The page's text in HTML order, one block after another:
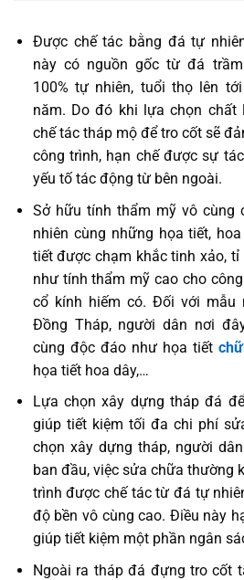
Được chế tác bằng đá tự
này có nguồn gốc từ đá
100% tự nhiên, tuổi thọ lên
năm. Do đó khi lựa chọn chất
chế tác tháp mộ để tro cốt sẽ
công trình, hạn chế được sự
yếu tố tác động từ bên ngoài.
Sở hữu tính thẩm mỹ vô cùng
nhiên cùng những họa tiết,
tiết được chạm khắc tinh xảo,
như tính thẩm mỹ cao cho
cổ kính hiếm có. Đối với
Đồng Tháp, người dân nơi
cùng độc đáo như họa tiết
họa tiết hoa dây,…
Lựa chọn xây dựng tháp đá
giúp tiết kiệm tối đa chi phí
chọn xây dựng tháp, người
ban đầu, việc sửa chữa thường
trình được chế tác từ đá tự
độ bền vô cùng cao. Điều này
giúp tiết kiệm một phần ngân
Ngoài ra tháp đá đựng tro cốt